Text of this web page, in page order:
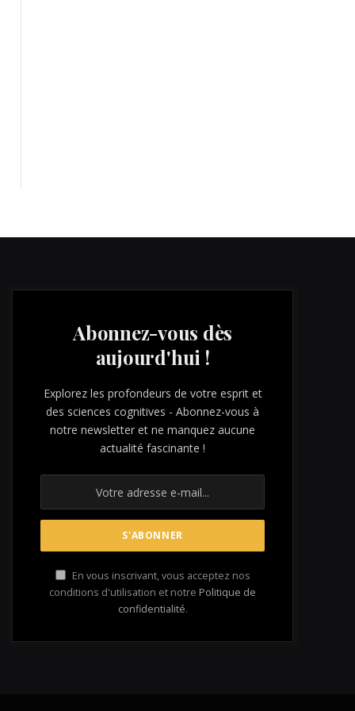
Abonnez-vous dès
aujourd'hui !
Explorez les profondeurs de votre esprit et
des sciences cognitives - Abonnez-vous à
notre newsletter et ne manquez aucune
actualité fascinante !
En vous inscrivant, vous acceptez nos
conditions d'utilisation et notre Politique de
confidentialité.